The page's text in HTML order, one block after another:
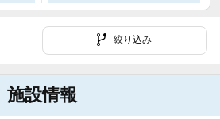
絞り込み
施設情報